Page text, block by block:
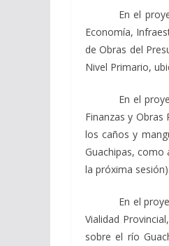
En el
Economía,
de Obras del
Nivel Primario,
En el
Finanzas y
los caños y
Guachipas, como
la próxima sesión).
En el
Vialidad
sobre el río